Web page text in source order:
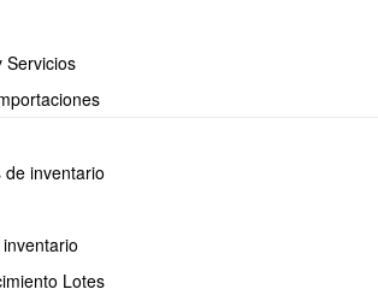
Servicios
de inventario
Lotes
documento deseado: